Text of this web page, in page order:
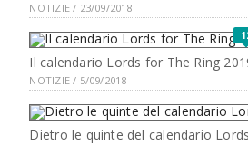
NOTIZIE / 23/09/2018
Il calendario Lords for The Ring
NOTIZIE / 5/09/2018
Dietro le quinte del calendario